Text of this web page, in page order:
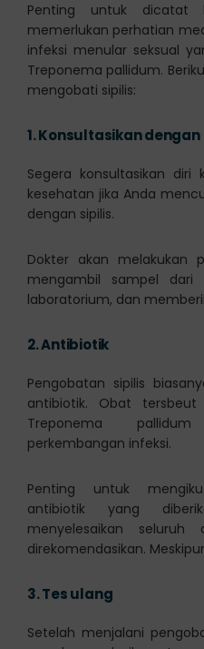
Penting untuk dicatat
memerlukan perhatian
infeksi menular seksual
Treponema pallidum.
mengobati sipilis:
1.Konsultasikan dengan
Segera konsultasikan
kesehatan jika Anda
dengan sipilis.
Dokter akan melakukan
mengambil sampel
laboratorium, dan
2.Antibiotik
Pengobatan sipilis
antibiotik. Obat
Treponema
perkembangan infeksi.
Penting untuk
antibiotik yang
menyelesaikan seluruh
direkomendasikan.
3.Tes ulang
Setelah menjalani